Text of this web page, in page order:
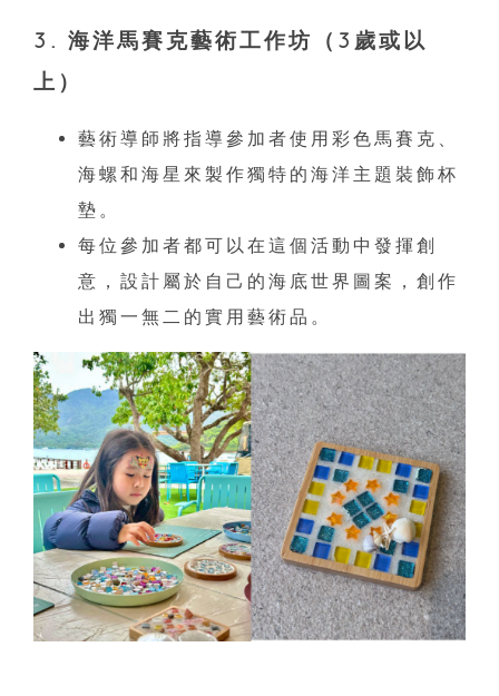
3. 海洋馬賽克藝術工作坊（ 3歲或以
上 ）
藝術導師將指導參加者使用彩色馬賽克、
海螺和海星來製作獨特的海洋主題裝飾杯
墊。
每位參加者都可以在這個活動中發揮創
意，設計屬於自己的海底世界圖案，創作
出獨一無二的實用藝術品。